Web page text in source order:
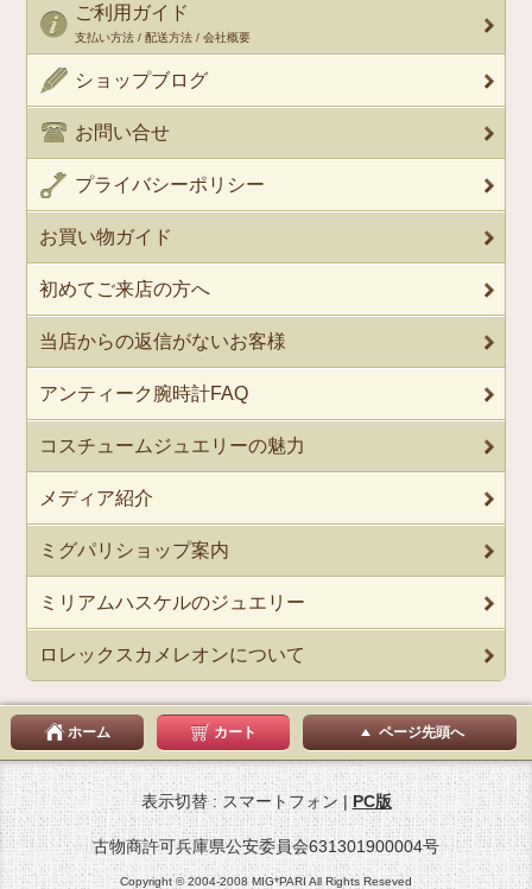
ご利用ガイド
支払い方法 / 配送方法 / 会社概要
ショップブログ
お問い合せ
プライバシーポリシー
お買い物ガイド
初めてご来店の方へ
当店からの返信がないお客様
アンティーク腕時計FAQ
コスチュームジュエリーの魅力
メディア紹介
ミグパリショップ案内
ミリアムハスケルのジュエリー
ロレックスカメレオンについて
ホーム カート ページ先頭へ
表示切替 : スマートフォン |PC版
古物商許可兵庫県公安委員会631301900004号
Copyright © 2004-2008 MIG*PARI All Rights Reseved